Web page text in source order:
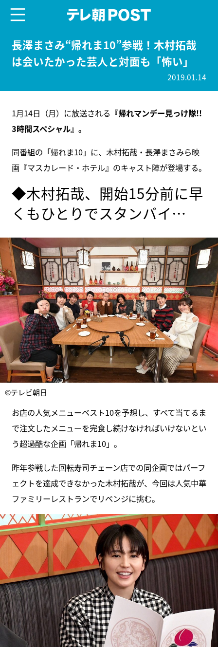
長澤まさみ“帰れま10”参戦！木村拓哉
は会いたかった芸人と対面も「怖い」
2019.01.14
1月14日（月）に放送される 『帰れマンデー見っけ隊!!
3時間スペシャル』。
同番組の「帰れま10」に、木村拓哉・長澤まさみら映
画『マスカレード・ホテル』のキャスト陣が登場する。
◆木村拓哉、開始15分前に早
くもひとりでスタンバイ…
©テレビ朝日
お店の人気メニューベスト10を予想し、すべて当てるま
で注文したメニューを完食し続けなければいけないとい
う超過酷な企画「帰れま10」。
昨年参戦した回転寿司チェーン店での同企画ではパーフ
ェクトを達成できなかった木村拓哉が、今回は人気中華
ファミリーレストランでリベンジに挑む。